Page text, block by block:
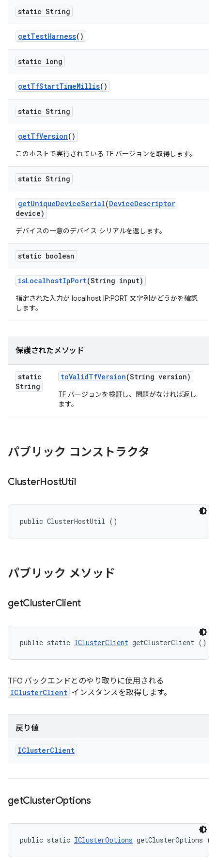
static String
getTestHarness()
static long
getTfStartTimeMillis()
static String
getTfVersion()
このホストで実行されている TF バージョンを取得します。
static String
getUniqueDeviceSerial(DeviceDescriptor
device)
デバイスの一意のデバイス シリアルを返します。
static boolean
isLocalhostIpPort(String input)
指定された入力が localhost IP:PORT 文字列かどうかを確認
します。
保護されたメソッド
static
String
toValidTfVersion(String version)
TF バージョンを検証し、問題がなければ返し
ます。
パブリック コンストラクタ
ClusterHostUtil
public ClusterHostUtil ()
パブリック メソッド
getClusterClient
public static IClusterClient getClusterClient ()
TFC バックエンドとのやり取りに使用される
IClusterClient インスタンスを取得します。
戻り値
IClusterClient
getClusterOptions
public static IClusterOptions getClusterOptions ()